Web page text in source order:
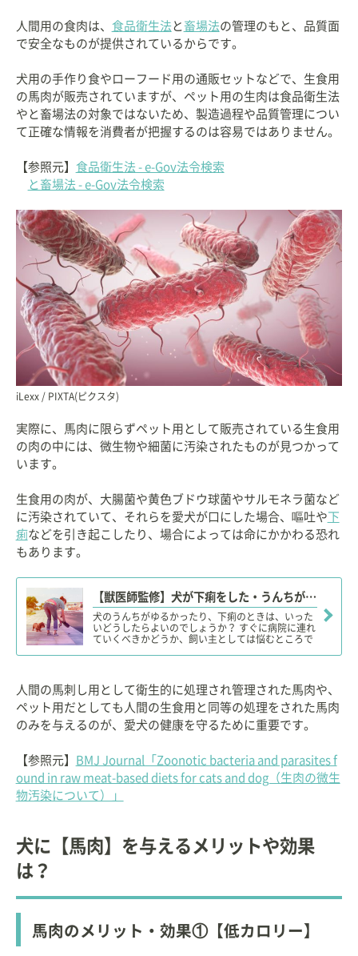
人間用の食肉は、 食品衛生法と 畜場法の管理のもと、品質面
で安全なものが提供されているからです。
犬用の手作り食やローフード用の通販セットなどで、生食用
の馬肉が販売されていますが、ペット用の生肉は食品衛生法
やと畜場法の対象ではないため、製造過程や品質管理につい
て正確な情報を消費者が把握するのは容易ではありません。
【参照元】 食品衛生法 - e-Gov法令検索
と畜場法 - e-Gov法令検索
iLexx / PIXTA(ピクスタ)
実際に、馬肉に限らずペット用として販売されている生食用
の肉の中には、微生物や細菌に汚染されたものが見つかって
います。
生食用の肉が、大腸菌や黄色ブドウ球菌やサルモネラ菌など
に汚染されていて、それらを愛犬が口にした場合、嘔吐や下
痢などを引き起こしたり、場合によっては命にかかわる恐れ
もあります。
【獣医師監修】犬が下痢をした・うんちがゆるい。この症状から考えられる原因や病気は？
犬のうんちがゆるかったり、下痢のときは、いった
いどうしたらよいのでしょうか？ すぐに病院に連れ
ていくべきかどうか、飼い主としては悩むところで
人間の馬刺し用として衛生的に処理され管理された馬肉や、
ペット用だとしても人間の生食用と同等の処理をされた馬肉
のみを与えるのが、愛犬の健康を守るために重要です。
【参照元】 BMJ Journal「Zoonotic bacteria and parasites f
ound in raw meat-based diets for cats and dog（生肉の微生
物汚染について）」
犬に【馬肉】を与えるメリットや効果
は？
馬肉のメリット・効果①【低カロリー】